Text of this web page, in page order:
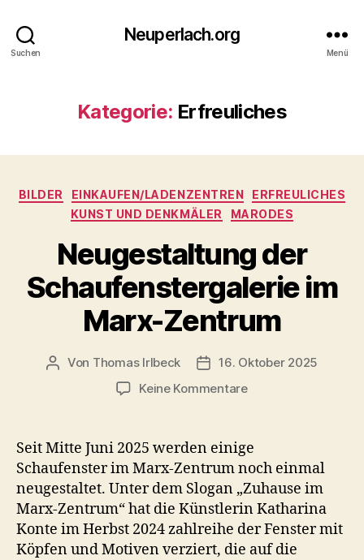
Suchen
Neuperlach.org
Menü
Kategorie: Erfreuliches
Kategorien
BILDER EINKAUFEN/LADENZENTREN
ERFREULICHES
KUNST UND DENKMÄLER
MARODES
Neugestaltung der
Schaufenstergalerie im
Marx-Zentrum
Beitragsautor
Von Thomas Irlbeck Veröffentlichungsdatum
16. Oktober 2025
Keine Kommentarezu
Marx-
Zentrum
Seit Mitte Juni 2025 werden einige
Schaufenster im Marx-Zentrum noch einmal
neugestaltet. Unter dem Slogan „Zuhause im
Marx-Zentrum“ hat die Künstlerin Katharina
Konte im Herbst 2024 zahlreihe der Fenster mit
Köpfen und Motiven verziert, die auf die